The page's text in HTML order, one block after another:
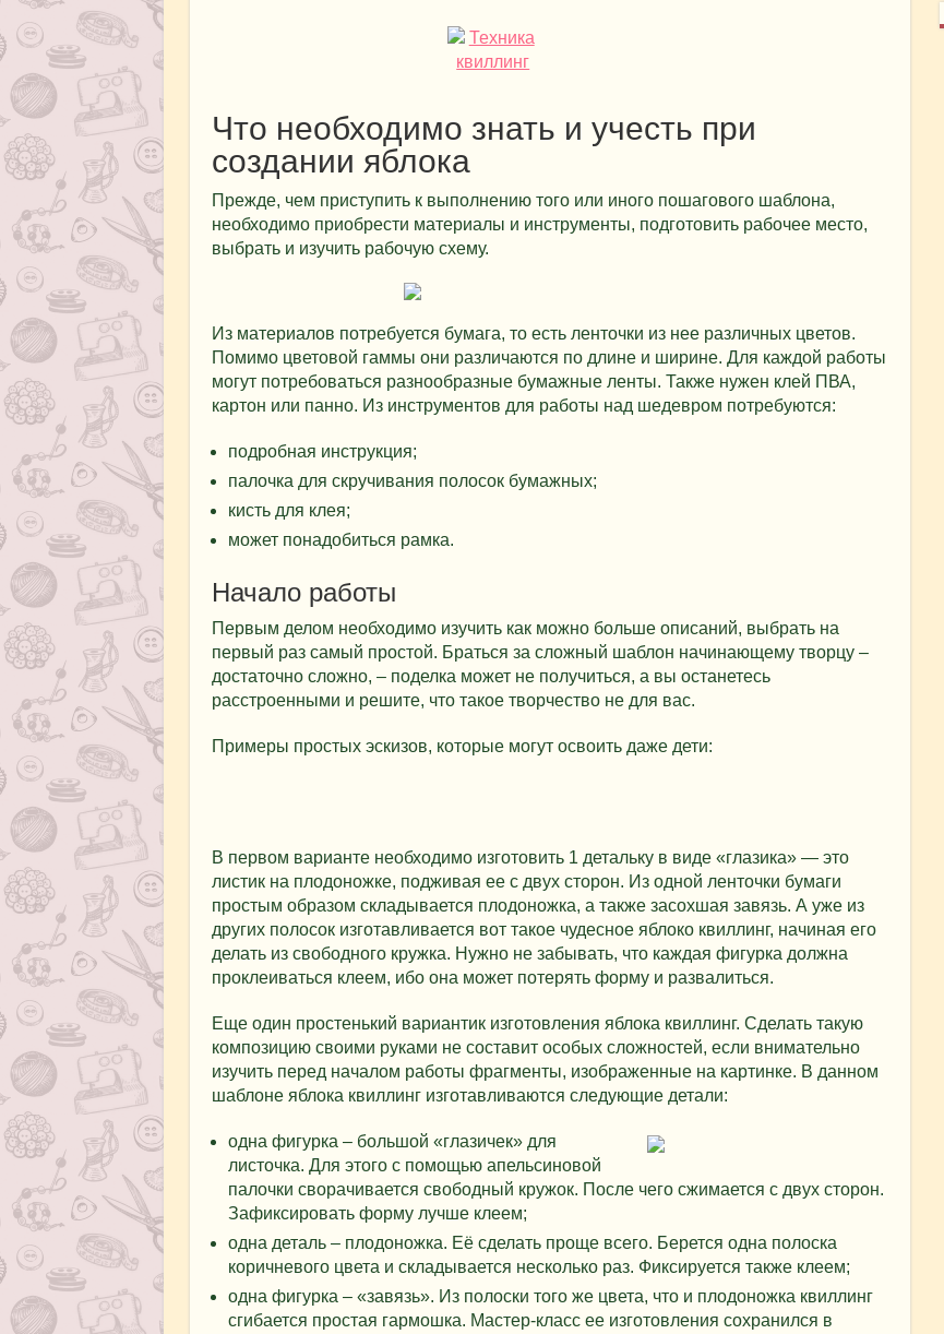
Что необходимо знать и учесть при
создании яблока
Прежде, чем приступить к выполнению того или иного пошагового шаблона,
необходимо приобрести материалы и инструменты, подготовить рабочее место,
выбрать и изучить рабочую схему.
Из материалов потребуется бумага, то есть ленточки из нее различных цветов.
Помимо цветовой гаммы они различаются по длине и ширине. Для каждой работы
могут потребоваться разнообразные бумажные ленты. Также нужен клей ПВА,
картон или панно. Из инструментов для работы над шедевром потребуются:
подробная инструкция;
палочка для скручивания полосок бумажных;
кисть для клея;
может понадобиться рамка.
Начало работы
Первым делом необходимо изучить как можно больше описаний, выбрать на
первый раз самый простой. Браться за сложный шаблон начинающему творцу –
достаточно сложно, – поделка может не получиться, а вы останетесь
расстроенными и решите, что такое творчество не для вас.
Примеры простых эскизов, которые могут освоить даже дети:
В первом варианте необходимо изготовить 1 детальку в виде «глазика» — это
листик на плодоножке, подживая ее с двух сторон. Из одной ленточки бумаги
простым образом складывается плодоножка, а также засохшая завязь. А уже из
других полосок изготавливается вот такое чудесное яблоко квиллинг, начиная его
делать из свободного кружка. Нужно не забывать, что каждая фигурка должна
проклеиваться клеем, ибо она может потерять форму и развалиться.
Еще один простенький вариантик изготовления яблока квиллинг. Сделать такую
композицию своими руками не составит особых сложностей, если внимательно
изучить перед началом работы фрагменты, изображенные на картинке. В данном
шаблоне яблока квиллинг изготавливаются следующие детали:
одна фигурка – большой «глазичек» для
листочка. Для этого с помощью апельсиновой
палочки сворачивается свободный кружок. После чего сжимается с двух сторон.
Зафиксировать форму лучше клеем;
одна деталь – плодоножка. Её сделать проще всего. Берется одна полоска
коричневого цвета и складывается несколько раз. Фиксируется также клеем;
одна фигурка – «завязь». Из полоски того же цвета, что и плодоножка квиллинг
сгибается простая гармошка. Мастер-класс ее изготовления сохранился в